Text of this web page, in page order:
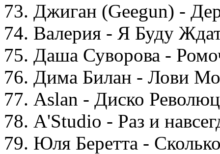
73. Джиган (Geegun) -
74. Валерия - Я Буду
75. Даша Суворова -
76. Дима Билан - Лови
77. Aslan - Диско
78. A'Studio - Раз и
79. Юля Беретта -